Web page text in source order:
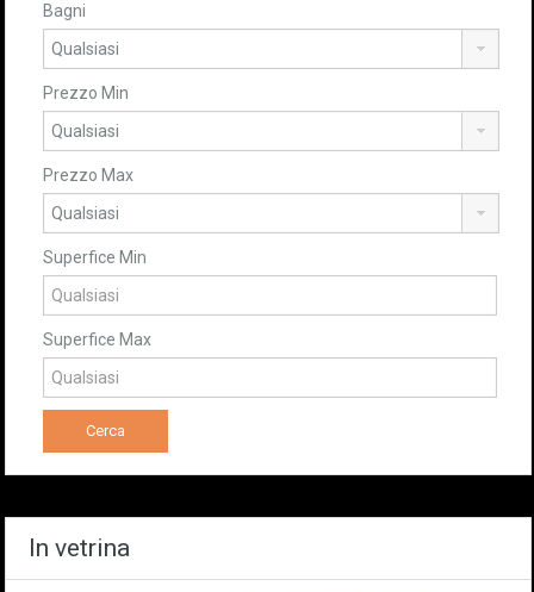
Bagni
Prezzo Min
Prezzo Max
Superfice Min
Superfice Max
In vetrina